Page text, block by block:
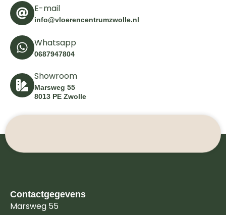
E-mail
info@vloerencentrumzwolle.nl
Whatsapp
0687947804
Showroom
Marsweg 55
8013 PE Zwolle
Contactgegevens
Marsweg 55